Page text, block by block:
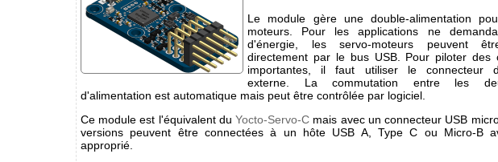
Le module gère une double-alimentation
moteurs. Pour les applications ne
d'énergie, les servo-moteurs peuvent
directement par le bus USB. Pour piloter des
importantes, il faut utiliser le connecteur
externe. La commutation entre les
d'alimentation est automatique mais peut être contrôlée par logiciel.
Ce module est l'équivalent duYocto-Servo-C mais avec un connecteur USB
versions peuvent être connectées à un hôte USB A, Type C ou Micro-B
approprié.